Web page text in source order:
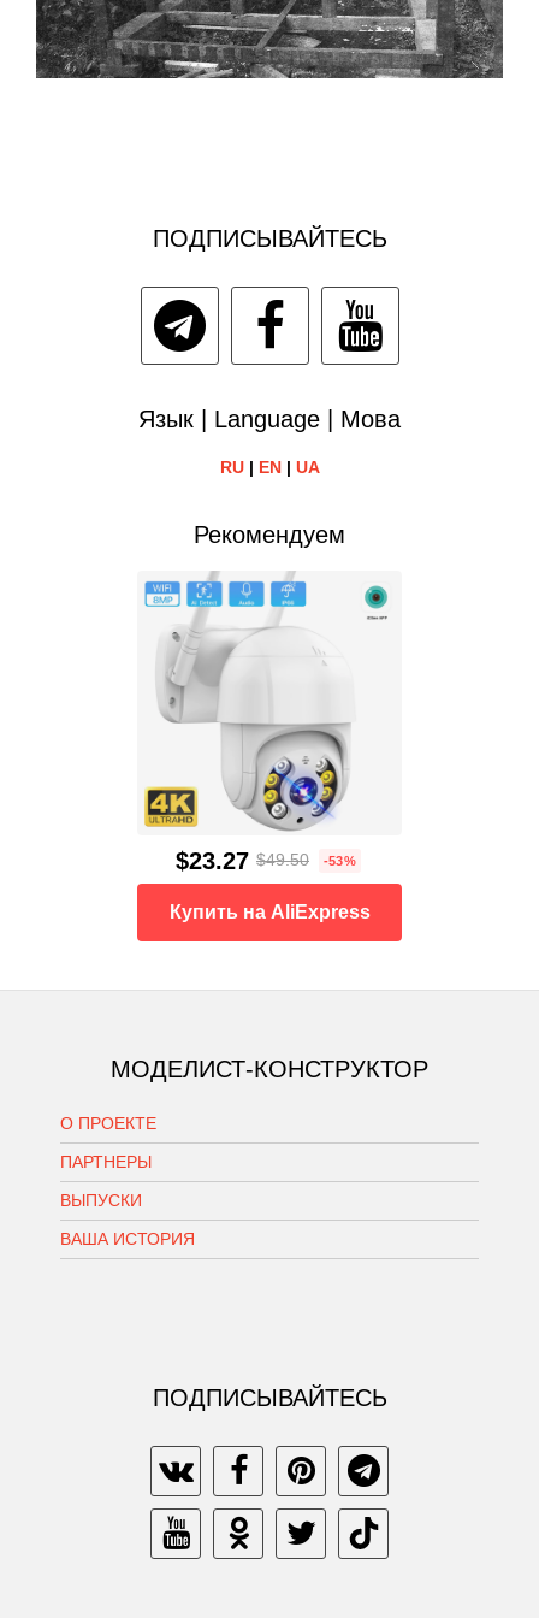
ПОДПИСЫВАЙТЕСЬ
Язык | Language | Мова
RU| EN| UA
Рекомендуем
$23.27 $49.50 -53%
Купить на AliExpress
МОДЕЛИСТ-КОНСТРУКТОР
О ПРОЕКТЕ
ПАРТНЕРЫ
ВЫПУСКИ
ВАША ИСТОРИЯ
ПОДПИСЫВАЙТЕСЬ